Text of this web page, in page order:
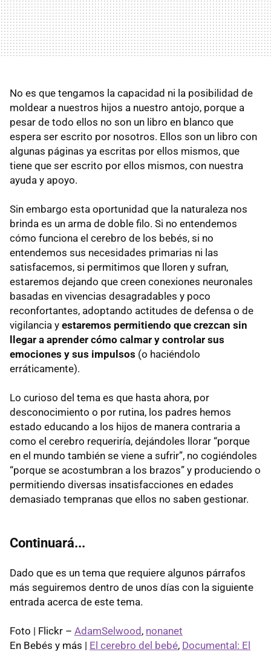
No es que tengamos la capacidad ni la posibilidad de
moldear a nuestros hijos a nuestro antojo, porque a
pesar de todo ellos no son un libro en blanco que
espera ser escrito por nosotros. Ellos son un libro con
algunas páginas ya escritas por ellos mismos, que
tiene que ser escrito por ellos mismos, con nuestra
ayuda y apoyo.
Sin embargo esta oportunidad que la naturaleza nos
brinda es un arma de doble filo. Si no entendemos
cómo funciona el cerebro de los bebés, si no
entendemos sus necesidades primarias ni las
satisfacemos, si permitimos que lloren y sufran,
estaremos dejando que creen conexiones neuronales
basadas en vivencias desagradables y poco
reconfortantes, adoptando actitudes de defensa o de
vigilancia y estaremos permitiendo que crezcan sin
llegar a aprender cómo calmar y controlar sus
emociones y sus impulsos (o haciéndolo
erráticamente).
Lo curioso del tema es que hasta ahora, por
desconocimiento o por rutina, los padres hemos
estado educando a los hijos de manera contraria a
como el cerebro requeriría, dejándoles llorar “porque
en el mundo también se viene a sufrir”, no cogiéndoles
“porque se acostumbran a los brazos” y produciendo o
permitiendo diversas insatisfacciones en edades
demasiado tempranas que ellos no saben gestionar.
Continuará...
Dado que es un tema que requiere algunos párrafos
más seguiremos dentro de unos días con la siguiente
entrada acerca de este tema.
Foto | Flickr – AdamSelwood, nonanet
En Bebés y más | El cerebro del bebé, Documental: El